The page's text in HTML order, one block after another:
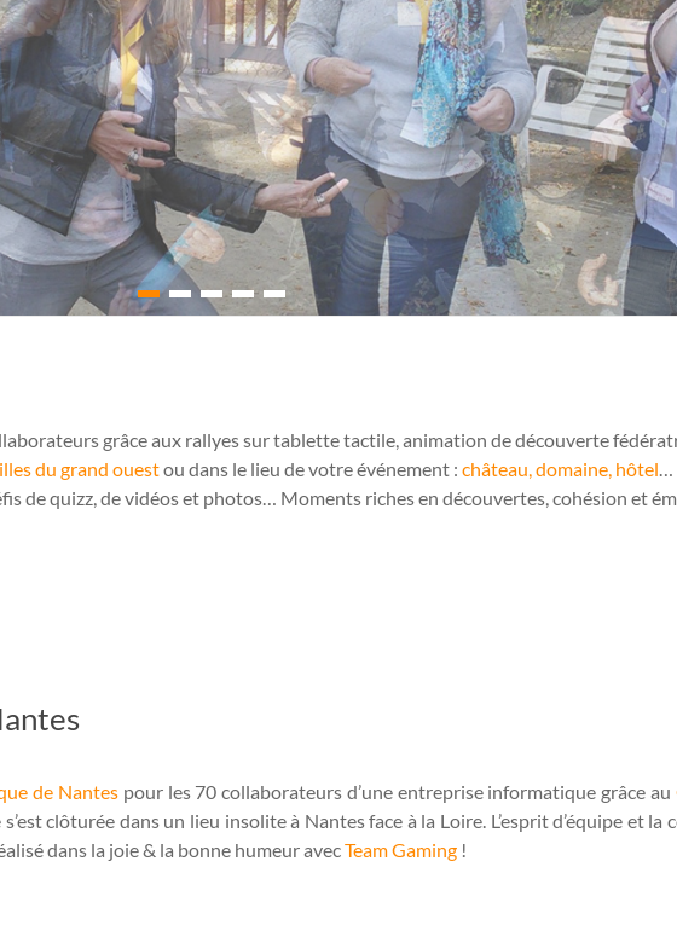
grâce aux rallyes sur tablette tactile, animation de découverte
du grand ouestou dans le lieu de votre événement : château, domaine, hôtel…
de quizz, de vidéos et photos… Moments riches en découvertes, cohésion et
de Nantespour les 70 collaborateurs d’une entreprise informatique grâce au
clôturée dans un lieu insolite à Nantes face à la Loire. L’esprit d’équipe et
dans la joie & la bonne humeur avecTeam Gaming !